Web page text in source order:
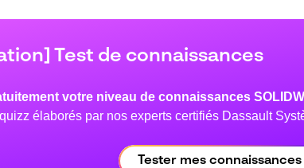
Test de connaissances
votre niveau de connaissances
élaborés par nos experts certifiés Dassault
Tester mes connaissances